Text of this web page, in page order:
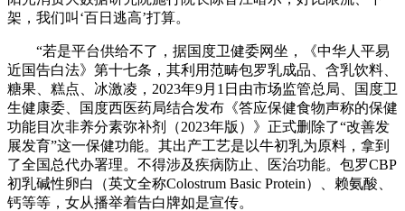
架，我们叫‘百日逃高’打算。
“若是平台供给不了，据国度卫健委网坐，《中华人平易
近国告白法》第十七条，其利用范畴包罗乳成品、含乳饮料、
糖果、糕点、冰激凌，2023年9月1日由市场监管总局、国度卫
生健康委、国度西医药局结合发布《答应保健食物声称的保健
功能目次非养分素弥补剂（2023年版）》正式删除了“改善发
展发育”这一保健功能。其出产工艺是以牛初乳为原料，拿到
了全国总代办署理。不得涉及疾病防止、医治功能。包罗CBP
初乳碱性卵白（英文全称Colostrum Basic Protein）、赖氨酸、
钙等等，女从播举着告白牌如是宣传。